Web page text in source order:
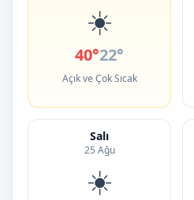
☀️
40°22°
Açık ve Çok Sıcak
Salı
25 Ağu
☀️